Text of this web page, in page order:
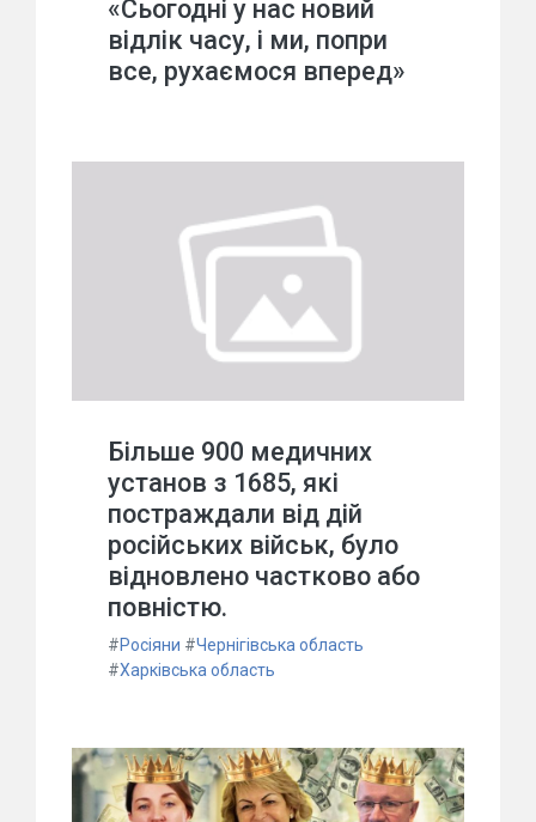
«Сьогодні у нас новий
відлік часу, і ми, попри
все, рухаємося вперед»
Більше 900 медичних
установ з 1685, які
постраждали від дій
російських військ, було
відновлено частково або
повністю.
#Росіяни #Чернігівська область
#Харківська область